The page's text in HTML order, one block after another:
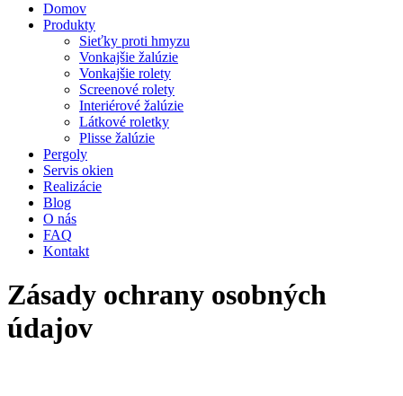
Domov
Produkty
Sieťky proti hmyzu
Vonkajšie žalúzie
Vonkajšie rolety
Screenové rolety
Interiérové žalúzie
Látkové roletky
Plisse žalúzie
Pergoly
Servis okien
Realizácie
Blog
O nás
FAQ
Kontakt
Zásady ochrany osobných
údajov